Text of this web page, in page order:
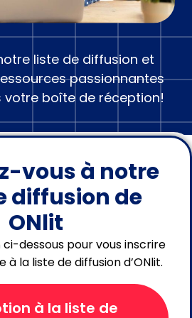
liste de diffusion et
passionnantes
boîte de réception!
vous à notre
diffusion de
ONlit
dessous pour vous inscrire
à la liste de diffusion d’ONlit.
à la liste de